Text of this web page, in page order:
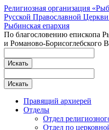
Религиозная организация
Русской Православной
Рыбинская епархия
По благословению епископа
и Романово-Борисоглебского
Правящий архиерей
Отделы
Отдел
Отдел по